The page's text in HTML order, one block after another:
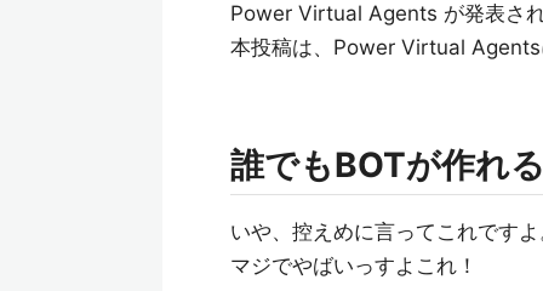
Power Virtual Agents が発表さ
本投稿は、Power Virtual
誰でもBOTが作れ
いや、控えめに言ってこれです
マジでやばいっすよこれ！